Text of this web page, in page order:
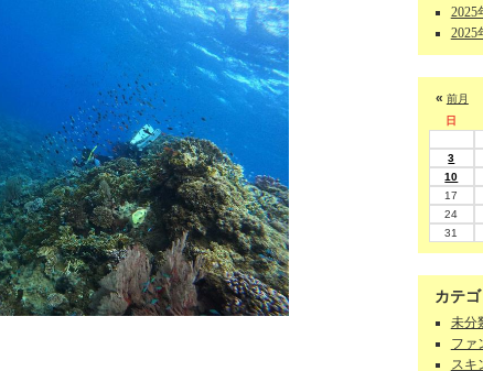
2025
2025
« 前月
日
3
10
17
24
31
カテゴ
未分
ファ
スキ